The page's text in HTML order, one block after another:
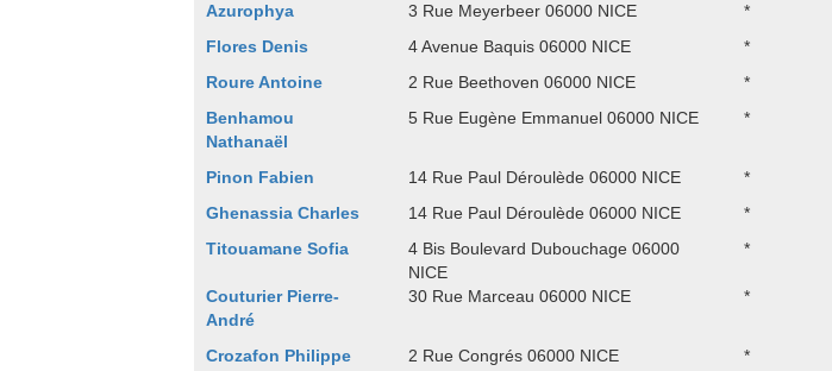
Azurophya
3 Rue Meyerbeer 06000 NICE
*
Flores Denis
4 Avenue Baquis 06000 NICE
*
Roure Antoine
2 Rue Beethoven 06000 NICE
*
Benhamou
Nathanaël
5 Rue Eugène Emmanuel 06000 NICE *
Pinon Fabien 14 Rue Paul Déroulède 06000 NICE
*
Ghenassia Charles
14 Rue Paul Déroulède 06000 NICE
*
Titouamane Sofia
4 Bis Boulevard Dubouchage 06000
NICE
*
Couturier Pierre-
André
30 Rue Marceau 06000 NICE *
Crozafon Philippe 2 Rue Congrés 06000 NICE
*